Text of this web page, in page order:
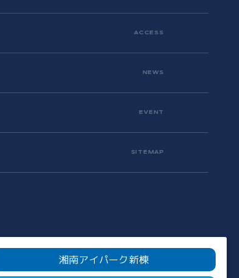
ACCESS
NEWS
EVENT
SITEMAP
湘南アイパーク新棟